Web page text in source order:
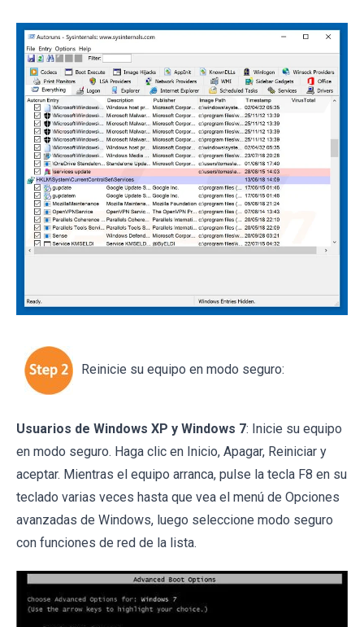
Reinicie su equipo en modo seguro:
Usuarios de Windows XP y Windows 7: Inicie su equipo
en modo seguro. Haga clic en Inicio, Apagar, Reiniciar y
aceptar. Mientras el equipo arranca, pulse la tecla F8 en su
teclado varias veces hasta que vea el menú de Opciones
avanzadas de Windows, luego seleccione modo seguro
con funciones de red de la lista.